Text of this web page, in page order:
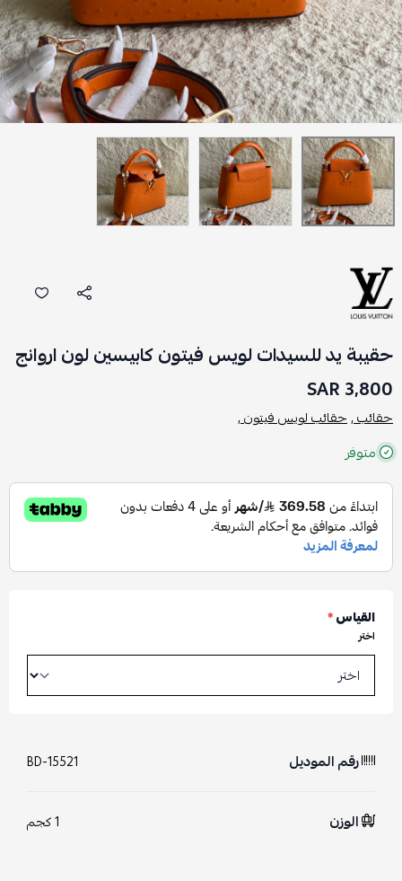
حقيبة يد للسيدات لويس فيتون كابيسين لون اروانج
3,800 SAR
حقائب ,حقائب لويس فيتون ,
متوفر
القياس*
اختر
رقم الموديل BD-15521
الوزن 1 كجم